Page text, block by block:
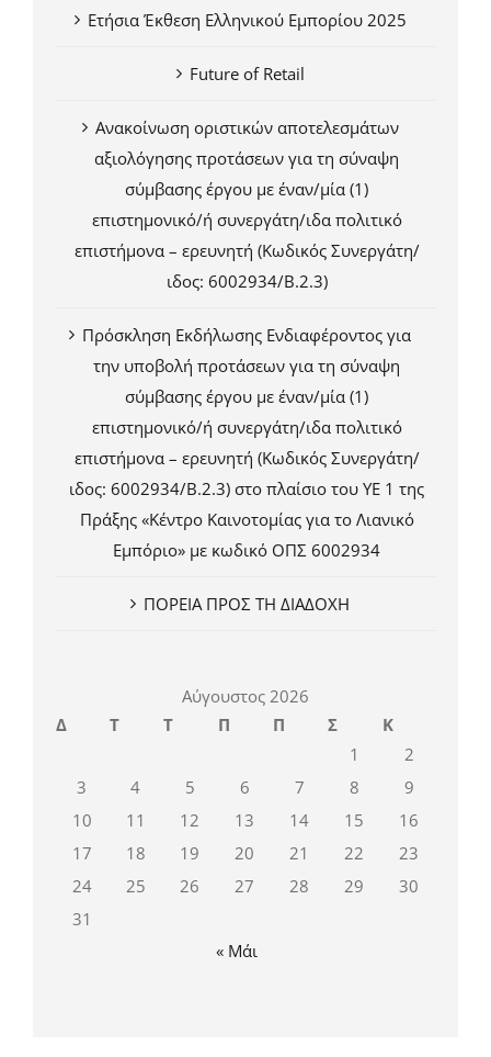
Ετήσια Έκθεση Ελληνικού Εμπορίου 2025
Future of Retail
Ανακοίνωση οριστικών αποτελεσμάτων
αξιολόγησης προτάσεων για τη σύναψη
σύμβασης έργου με έναν/μία (1)
επιστημονικό/ή συνεργάτη/ιδα πολιτικό
επιστήμονα – ερευνητή (Κωδικός Συνεργάτη/
ιδος: 6002934/Β.2.3)
Πρόσκληση Εκδήλωσης Ενδιαφέροντος για
την υποβολή προτάσεων για τη σύναψη
σύμβασης έργου με έναν/μία (1)
επιστημονικό/ή συνεργάτη/ιδα πολιτικό
επιστήμονα – ερευνητή (Κωδικός Συνεργάτη/
ιδος: 6002934/Β.2.3) στο πλαίσιο του ΥΕ 1 της
Πράξης «Κέντρο Καινοτομίας για το Λιανικό
Εμπόριο» με κωδικό ΟΠΣ 6002934
ΠΟΡΕΙΑ ΠΡΟΣ ΤΗ ΔΙΑΔΟΧΗ
Αύγουστος 2026
Δ
Τ Τ Π Π Σ
Κ
1
2
3
4 5 6 7 8
9
10
11 12 13 14 15
16
17
18 19 20 21 22
23
24
25 26 27 28 29
30
31
« Μάι